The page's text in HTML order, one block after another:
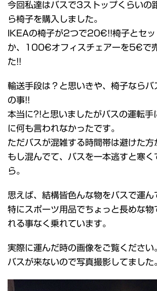
今回私達はバスで3ストップくらいの
ら椅子を購入しました。
IKEAの椅子が2つで20€!!椅子とセッ
か、100€オフィスチェアーを5€で
た!!
輸送手段は？と思いきや、椅子ならバ
の事!!
本当に?!と思いましたがバスの運転手
に何も言われなかったです。
ただバスが混雑する時間帯は避けた方
もし混んでて、バスを一本逃すと寒く
ら。
思えば、結構皆色んな物をバスで運ん
特にスポーツ用品でちょっと長めな物
れる事なく乗れています。
実際に運んだ時の画像をご覧ください
バスが来ないので写真撮影してました